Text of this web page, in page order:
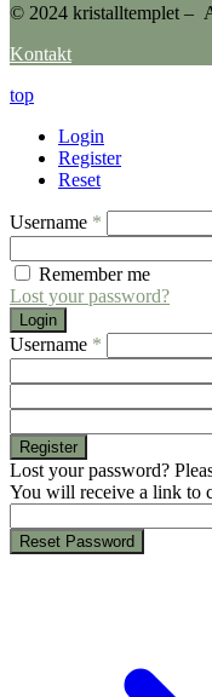
© 2024 kristalltemplet –
Kontakt
top
Login
Register
Reset
Username *
Remember me
Lost your password?
Login
Username *
Register
Lost your password?
You will receive a link to
Reset Password